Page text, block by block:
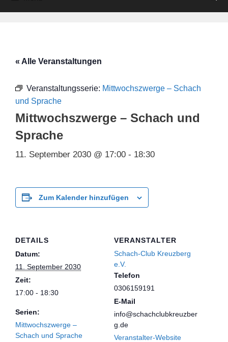
« Alle Veranstaltungen
Veranstaltungsserie: Mittwochszwerge – Schach
und Sprache
Mittwochszwerge – Schach und
Sprache
11. September 2030 @ 17:00 - 18:30
Zum Kalender hinzufügen
DETAILS
Datum:
11. September 2030
Zeit:
17:00 - 18:30
Serien:
Mittwochszwerge –
Schach und Sprache
VERANSTALTER
Schach-Club Kreuzberg
e.V.
Telefon
0306159191
E-Mail
info@schachclubkreuzber
g.de
Veranstalter-Website